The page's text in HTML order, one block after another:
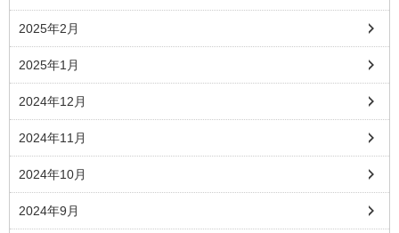
2025年2月
2025年1月
2024年12月
2024年11月
2024年10月
2024年9月